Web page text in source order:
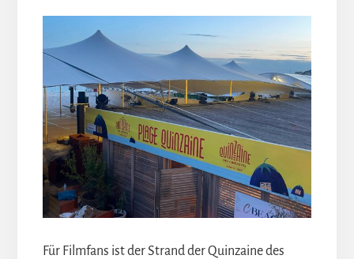
Für Filmfans ist der Strand der Quinzaine des